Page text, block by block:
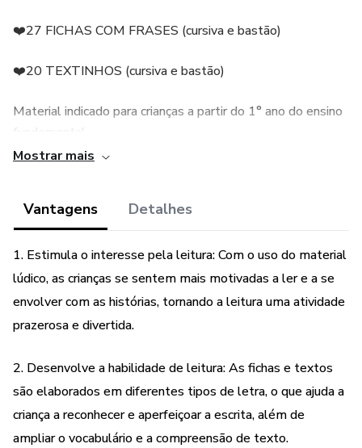
❤️27 FICHAS COM FRASES (cursiva e bastão)
❤️20 TEXTINHOS (cursiva e bastão)
Material indicado para crianças a partir do 1° ano do ensino
fundamental.
Mostrar mais
Vantagens Detalhes
1. Estimula o interesse pela leitura: Com o uso do material
lúdico, as crianças se sentem mais motivadas a ler e a se
envolver com as histórias, tornando a leitura uma atividade
prazerosa e divertida.
2. Desenvolve a habilidade de leitura: As fichas e textos
são elaborados em diferentes tipos de letra, o que ajuda a
criança a reconhecer e aperfeiçoar a escrita, além de
ampliar o vocabulário e a compreensão de texto.